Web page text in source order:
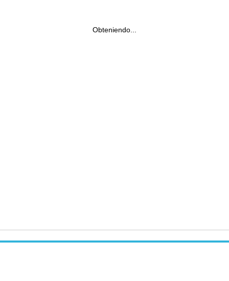
Obteniendo...